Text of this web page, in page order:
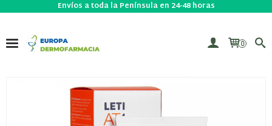
Envíos a toda la Península en 24-48 horas
0